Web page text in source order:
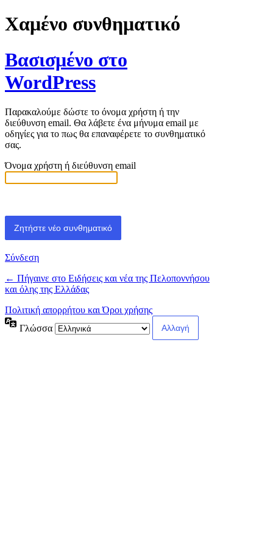
Χαμένο συνθηματικό
Βασισμένο στο
WordPress
Παρακαλούμε δώστε το όνομα χρήστη ή την
διεύθυνση email. Θα λάβετε ένα μήνυμα email με
οδηγίες για το πως θα επαναφέρετε το συνθηματικό
σας.
Όνομα χρήστη ή διεύθυνση email
Σύνδεση
← Πήγαινε στο Ειδήσεις και νέα της Πελοποννήσου
και όλης της Ελλάδας
Πολιτική απορρήτου και Όροι χρήσης
Γλώσσα